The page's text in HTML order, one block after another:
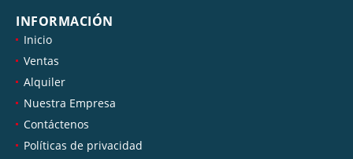
INFORMACIÓN
Inicio
Ventas
Alquiler
Nuestra Empresa
Contáctenos
Políticas de privacidad